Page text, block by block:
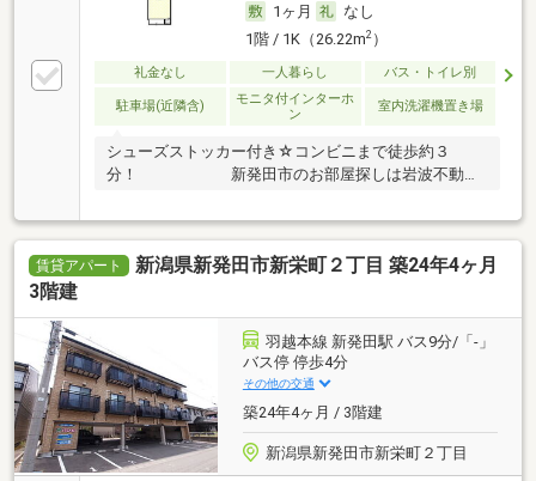
1ヶ月
なし
1階 / 1K（26.22m2）
礼金なし 一人暮らし バス・トイレ別
駐車場(近隣含)
モニタ付インターホ
ン
室内洗濯機置き場
シューズストッカー付き☆コンビニまで徒歩約３
分！ 新発田市のお部屋探しは岩波不動産
賃貸アパート
新潟県新発田市新栄町２丁目 築24年4ヶ月
3階建
羽越本線 新発田駅 バス9分/「-」
バス停 停歩4分
その他の交通
築24年4ヶ月 / 3階建
新潟県新発田市新栄町２丁目